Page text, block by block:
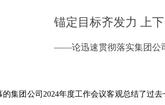
锚定目标齐发力 上
——论迅速贯彻落实集团公
集团公司2024年度工作会议客观总结了过